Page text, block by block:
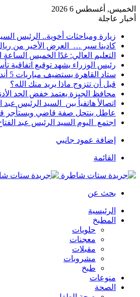
الخميس, أغسطس 6 2026
أخبار عاجلة
زيارة ومباحثات أخوية.. الرئيس
كادينا سير … العرض الأخير من
التعليم العالي: غدًا الخميس
رئيس الوزراء يشهد توقيع
ستاد القاهرة يستضيف مباريات 5 أندية في الدوري المصري
قبل أن تتزوج ماذا يريد منك الله؟
محافظ الجيزة يعتمد خفض الحد الأدنى
اتصالأ هاتفيأ بين السيد الرئيس
عاطل ينتحل صفة قاضي ويستأجر
اجتمع اليوم السيد الرئيس عبد
إضافة عمود جانبي
القائمة
بحث عن
الرئيسية
المطبخ
حلويات
معجنات
مقبلات
مشروبات
طبخ
منوعات
الصحة